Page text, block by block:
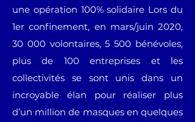
une opération 100% solidaire Lors du
1er confinement, en mars/juin 2020,
30 000 volontaires, 5 500 bénévoles,
plus de 100 entreprises et les
collectivités se sont unis dans un
incroyable élan pour réaliser plus
d’un million de masques en quelques